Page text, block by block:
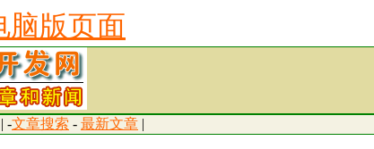
脑版页面
| -文章搜索 - 最新文章 |